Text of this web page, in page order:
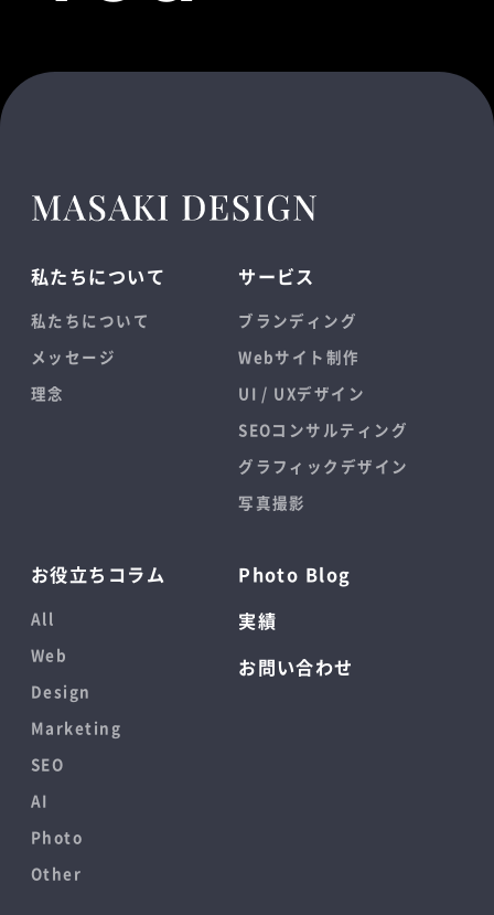
私たちについて
私たちについて
メッセージ
理念
サービス
ブランディング
Webサイト制作
UI / UXデザイン
SEOコンサルティング
グラフィックデザイン
写真撮影
お役立ちコラム
All
Web
Design
Marketing
SEO
AI
Photo
Other
Photo Blog
実績
お問い合わせ